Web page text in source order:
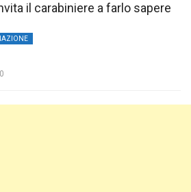
il carabiniere a farlo sapere
0